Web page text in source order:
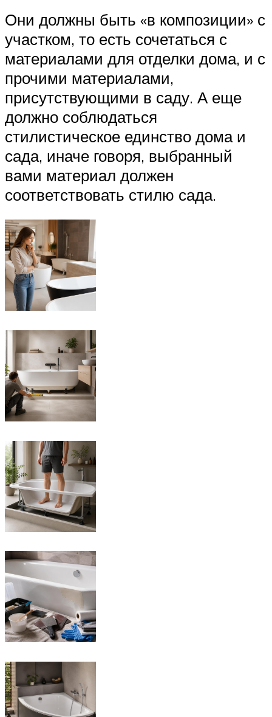
Они должны быть «в композиции» с
участком, то есть сочетаться с
материалами для отделки дома, и с
прочими материалами,
присутствующими в саду. А еще
должно соблюдаться
стилистическое единство дома и
сада, иначе говоря, выбранный
вами материал должен
соответствовать стилю сада.